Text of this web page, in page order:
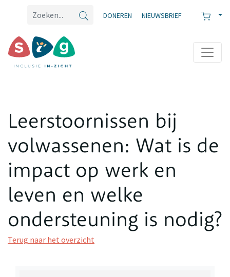
DONEREN NIEUWSBRIEF
Leerstoornissen bij
volwassenen: Wat is de
impact op werk en
leven en welke
ondersteuning is nodig?
Terug naar het overzicht